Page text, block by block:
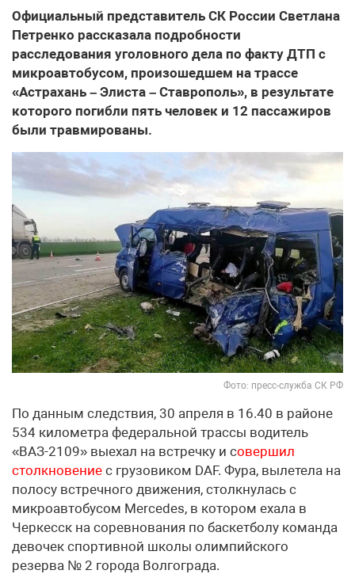
Официальный представитель СК России Светлана
Петренко рассказала подробности
расследования уголовного дела по факту ДТП с
микроавтобусом, произошедшем на трассе
«Астрахань – Элиста – Ставрополь», в результате
которого погибли пять человек и 12 пассажиров
были травмированы.
Фото: пресс-служба СК РФ
По данным следствия, 30 апреля в 16.40 в районе
534 километра федеральной трассы водитель
«ВАЗ-2109» выехал на встречку и совершил
столкновение с грузовиком DAF. Фура, вылетела на
полосу встречного движения, столкнулась с
микроавтобусом Mercedes, в котором ехала в
Черкесск на соревнования по баскетболу команда
девочек спортивной школы олимпийского
резерва № 2 города Волгограда.